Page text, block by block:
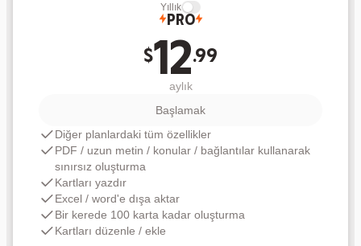
Yıllık
Pro
$12.99
aylık
Başlamak
Diğer planlardaki tüm özellikler
PDF / uzun metin / konular / bağlantılar kullanarak
sınırsız oluşturma
Kartları yazdır
Excel / word'e dışa aktar
Bir kerede 100 karta kadar oluşturma
Kartları düzenle / ekle